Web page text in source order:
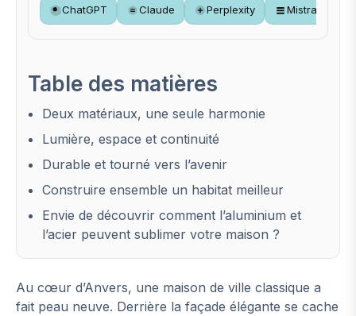
ChatGPT Claude Perplexity Mistral
Table des matières
Deux matériaux, une seule harmonie
Lumière, espace et continuité
Durable et tourné vers l’avenir
Construire ensemble un habitat meilleur
Envie de découvrir comment l’aluminium et
l’acier peuvent sublimer votre maison ?
Au cœur d’Anvers, une maison de ville classique a
fait peau neuve. Derrière la façade élégante se cache